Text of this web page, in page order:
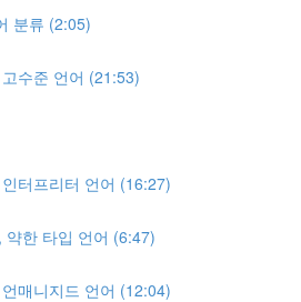
분류 (2:05)
수준 언어 (21:53)
터프리터 언어 (16:27)
약한 타입 언어 (6:47)
매니지드 언어 (12:04)